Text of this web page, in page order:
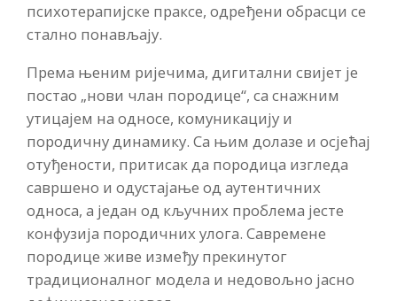
психотерапијске праксе, одређени обрасци се
стално понављају.
Према њеним ријечима, дигитални свијет је
постао „нови члан породице“, са снажним
утицајем на односе, комуникацију и
породичну динамику. Са њим долазе и осјећај
отуђености, притисак да породица изгледа
савршено и одустајање од аутентичних
односа, а један од кључних проблема јесте
конфузија породичних улога. Савремене
породице живе између прекинутог
традиционалног модела и недовољно јасно